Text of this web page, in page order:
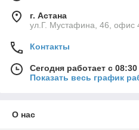
г. Астана
ул.Г. Мустафина, 46, офис
Контакты
Сегодня работает с
Показать весь график
О нас